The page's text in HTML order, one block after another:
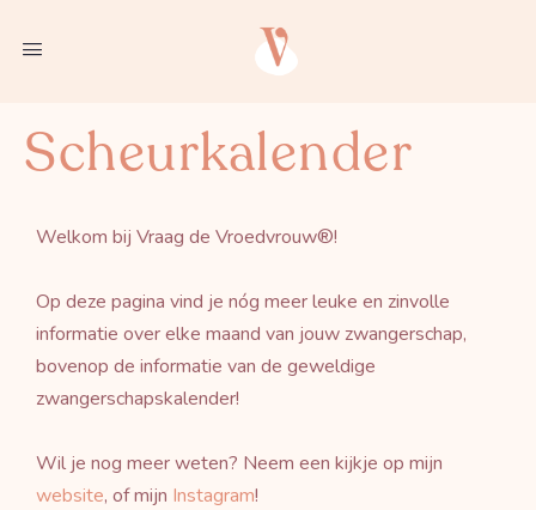
Scheurkalender
Welkom bij Vraag de Vroedvrouw®!
Op deze pagina vind je nóg meer leuke en zinvolle
informatie over elke maand van jouw zwangerschap,
bovenop de informatie van de geweldige
zwangerschapskalender!
Wil je nog meer weten? Neem een kijkje op mijn
website, of mijn Instagram!